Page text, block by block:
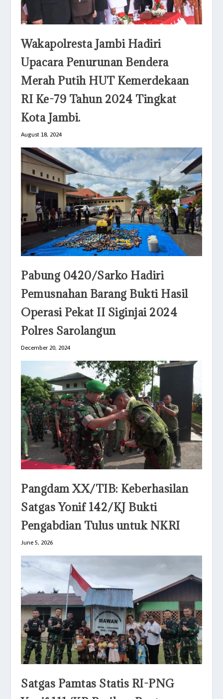
Wakapolresta Jambi Hadiri
Upacara Penurunan Bendera
Merah Putih HUT Kemerdekaan
RI Ke-79 Tahun 2024 Tingkat
Kota Jambi.
August 18, 2024
Pabung 0420/Sarko Hadiri
Pemusnahan Barang Bukti Hasil
Operasi Pekat II Siginjai 2024
Polres Sarolangun
December 20, 2024
Pangdam XX/TIB: Keberhasilan
Satgas Yonif 142/KJ Bukti
Pengabdian Tulus untuk NKRI
June 5, 2026
Satgas Pamtas Statis RI-PNG